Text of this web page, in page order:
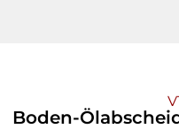
Boden-